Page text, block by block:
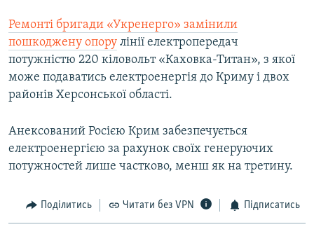
Ремонті бригади «Укренерго» замінили
пошкоджену опору лінії електропередач
потужністю 220 кіловольт «Каховка-Титан», з якої
може подаватись електроенергія до Криму і двох
районів Херсонської області.
Анексований Росією Крим забезпечується
електроенергією за рахунок своїх генеруючих
потужностей лише частково, менш як на третину.
Поділитись Читати без VPN Підписатись